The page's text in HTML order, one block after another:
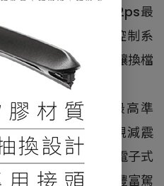
偏置技術，造就182ps最
，搭配優化液壓控制系
排／自排變速箱，讓換檔
德同規」的品牌最高準
，導入新世代德規減震
助系統、德規EBB電子式
釋Ford引以為傲的豐富駕